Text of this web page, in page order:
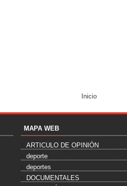
Inicio
MAPA WEB
ARTICULO DE OPINIÓN
deporte
deportes
DOCUMENTALES